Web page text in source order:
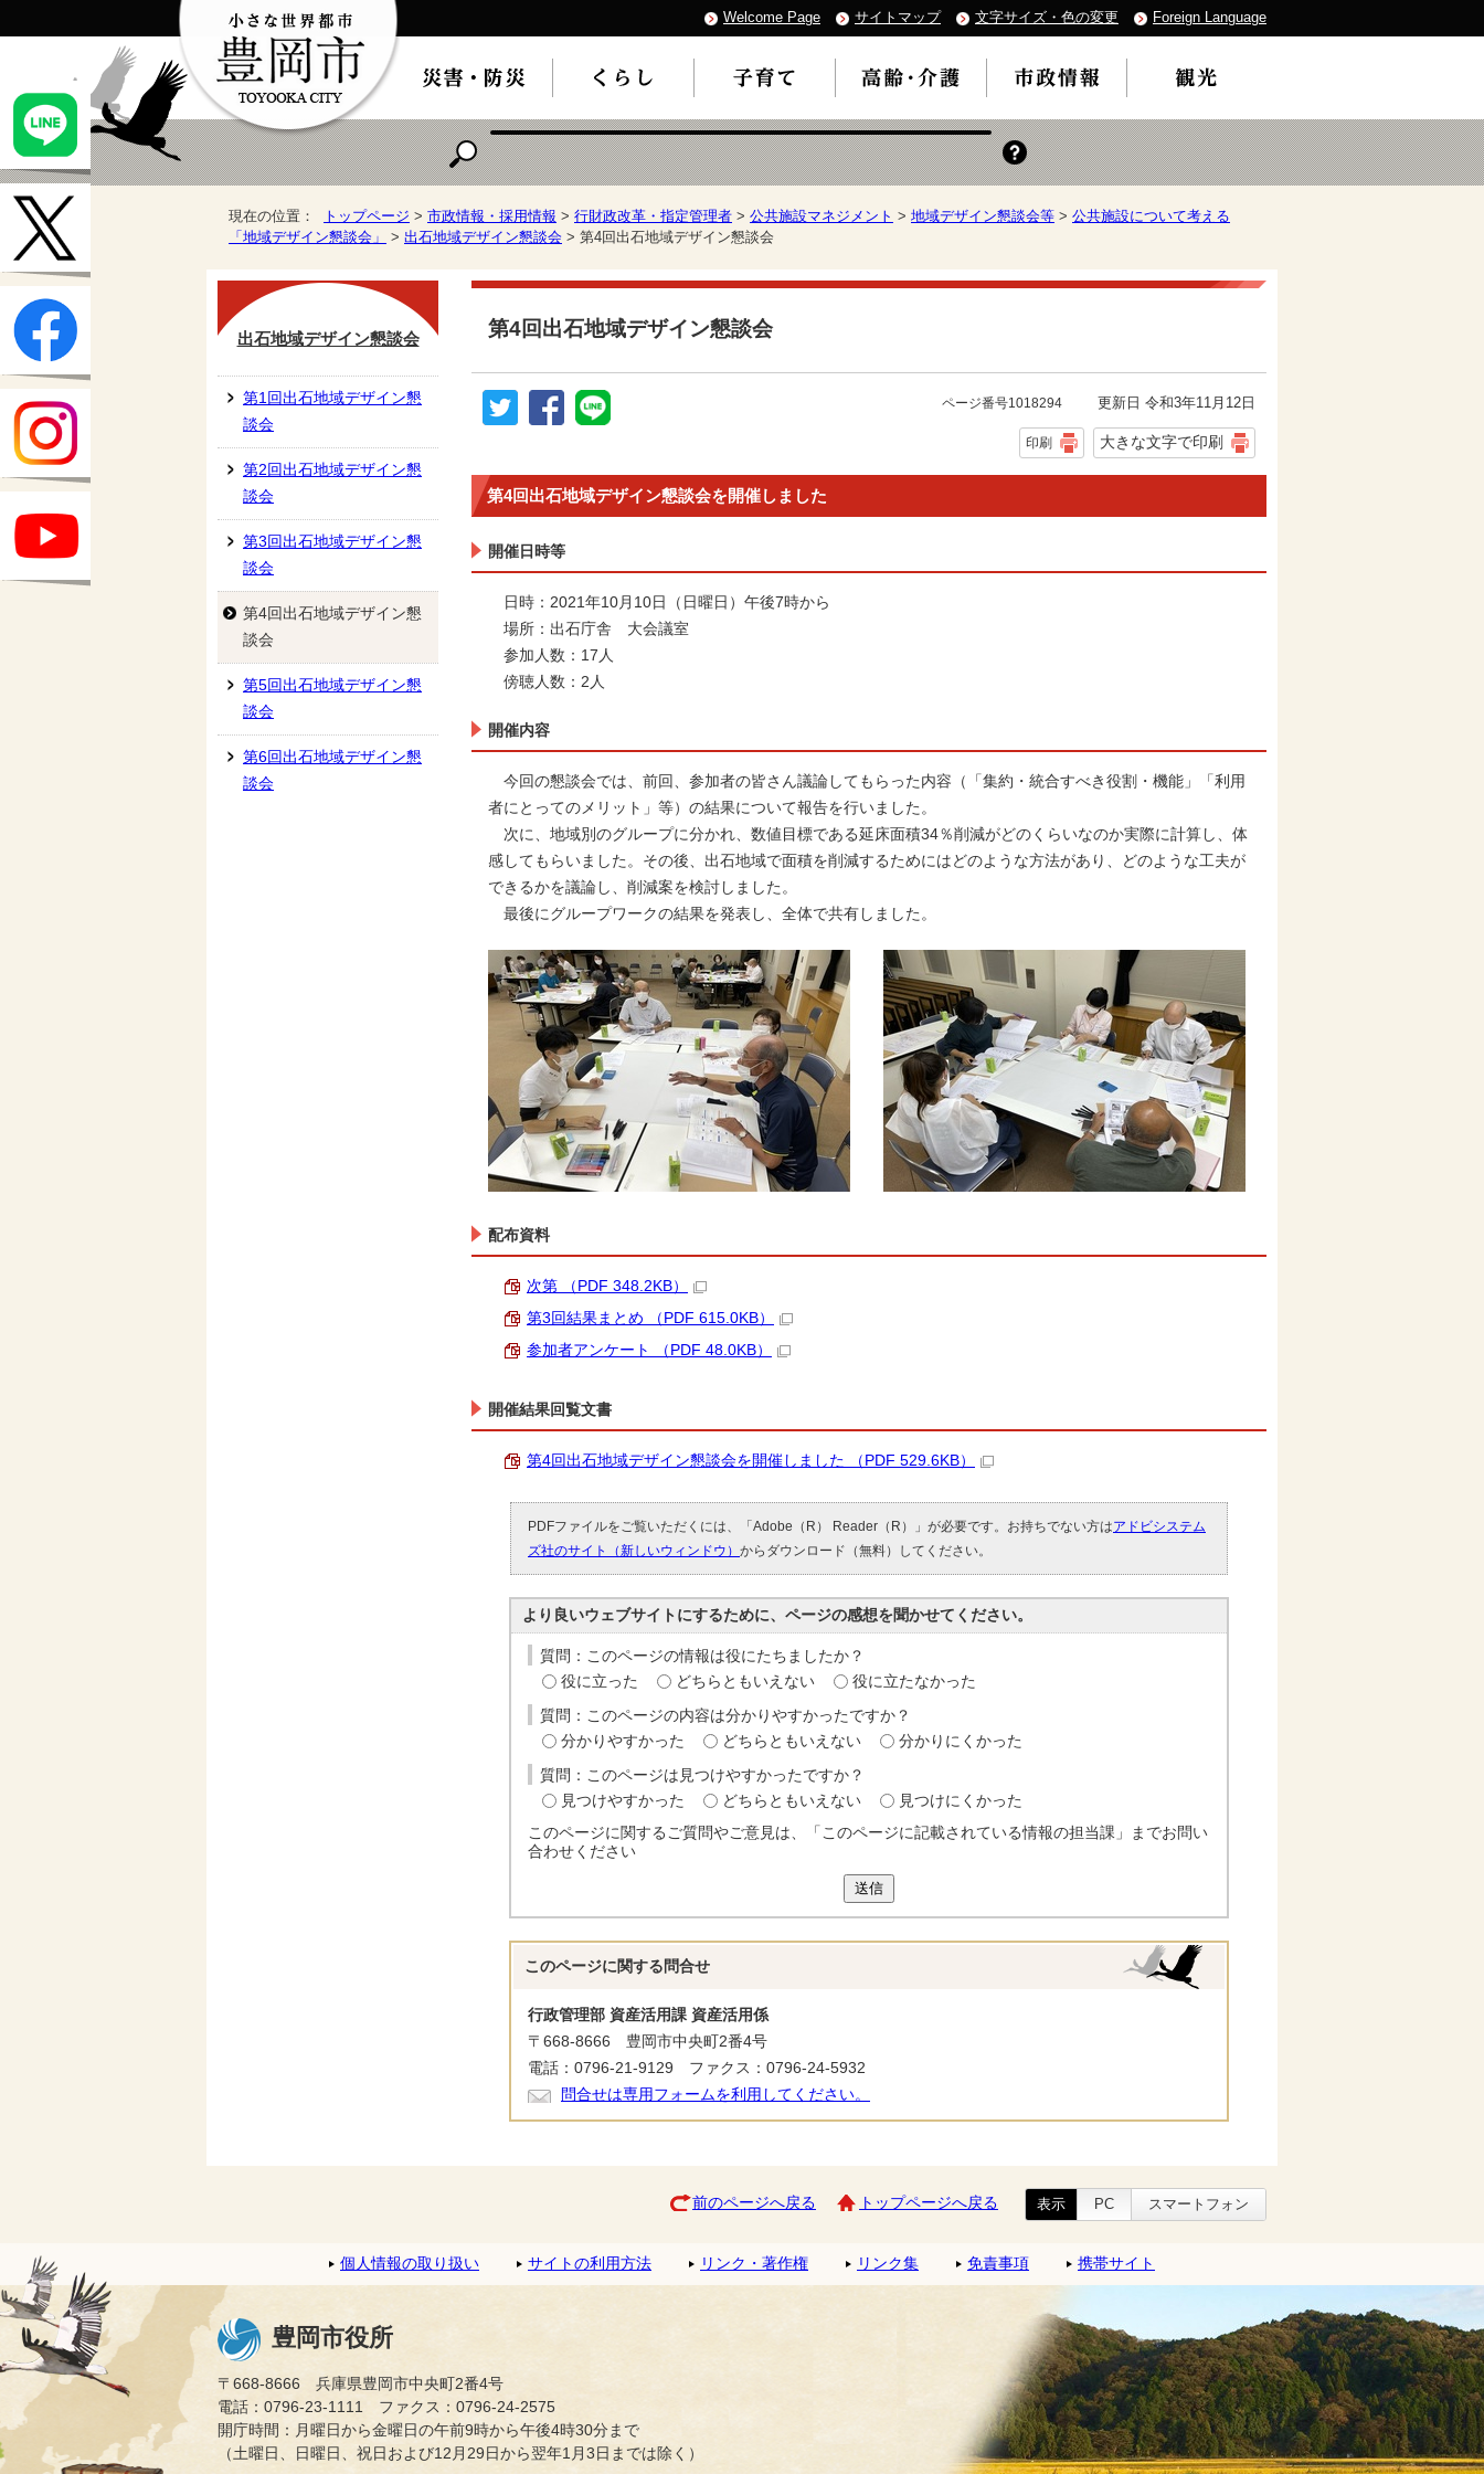
Welcome Page サイトマップ 文字サイズ・色の変更 Foreign Language
現在の位置： トップページ > 市政情報・採用情報 > 行財政改革・指定管理者 > 公共施設マネジメント > 地域デザイン懇談会等 > 公共施設について考える
「地域デザイン懇談会」
> 出石地域デザイン懇談会 > 第4回出石地域デザイン懇談会
第4回出石地域デザイン懇談会
ページ番号1018294 更新日 令和3年11月12日
印刷 大きな文字で印刷
第4回出石地域デザイン懇談会を開催しました
開催日時等
日時：2021年10月10日（日曜日）午後7時から
場所：出石庁舎 大会議室
参加人数：17人
傍聴人数：2人
開催内容
今回の懇談会では、前回、参加者の皆さん議論してもらった内容（「集約・統合すべき役割・機能」「利用
者にとってのメリット」等）の結果について報告を行いました。
次に、地域別のグループに分かれ、数値目標である延床面積34％削減がどのくらいなのか実際に計算し、体
感してもらいました。その後、出石地域で面積を削減するためにはどのような方法があり、どのような工夫が
できるかを議論し、削減案を検討しました。
最後にグループワークの結果を発表し、全体で共有しました。
配布資料
次第 （PDF 348.2KB）
第3回結果まとめ （PDF 615.0KB）
参加者アンケート （PDF 48.0KB）
開催結果回覧文書
第4回出石地域デザイン懇談会を開催しました （PDF 529.6KB）
PDFファイルをご覧いただくには、「Adobe（R） Reader（R）」が必要です。お持ちでない方はアドビシステム
ズ社のサイト（新しいウィンドウ） からダウンロード（無料）してください。
より良いウェブサイトにするために、ページの感想を聞かせてください。
質問：このページの情報は役にたちましたか？
役に立った
どちらともいえない 役に立たなかった
質問：このページの内容は分かりやすかったですか？
分かりやすかった
どちらともいえない 分かりにくかった
質問：このページは見つけやすかったですか？
見つけやすかった
どちらともいえない
見つけにくかった
このページに関するご質問やご意見は、「このページに記載されている情報の担当課」までお問い
合わせください
送信
このページに関する 問合せ
行政管理部 資産活用課 資産活用係
〒668-8666 豊岡市中央町2番4号
電話：0796-21-9129 ファクス：0796-24-5932
問合せは専用フォームを利用してください。
出石地域デザイン懇談会
第1回出石地域デザイン懇
談会
第2回出石地域デザイン懇
談会
第3回出石地域デザイン懇
談会
第4回出石地域デザイン懇
談会
第5回出石地域デザイン懇
談会
第6回出石地域デザイン懇
談会
前のページへ戻る トップページへ戻る 表示 PC スマートフォン
個人情報の取り扱い サイトの利用方法 リンク・著作権 リンク集 免責事項 携帯サイト
豊岡市役所
〒668-8666 兵庫県豊岡市中央町2番4号
電話：0796-23-1111 ファクス：0796-24-2575
開庁時間：月曜日から金曜日の午前9時から午後4時30分まで
（土曜日、日曜日、祝日および12月29日から翌年1月3日までは除く）